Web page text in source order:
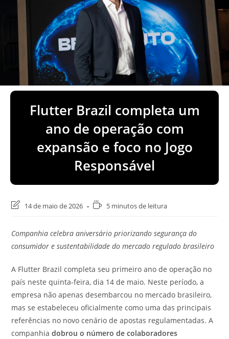
Flutter Brazil completa um
ano de operação com
expansão e foco no Jogo
Responsável
Última
post:
14 de maio de 2026
Tempo5 minutos de leitura
Companhia celebra aniversário priorizando segurança do
consumidor e sustentabilidade do mercado regulado brasileiro
A Flutter Brazil completa seu primeiro ano de operação no
país neste quinta-feira, dia 14 de maio. Neste período, a
empresa não apenas desembarcou no mercado brasileiro,
mas se estabeleceu oficialmente como uma das principais
referências no novo cenário de apostas regulamentadas. A
companhiadobrou o número de colaboradores